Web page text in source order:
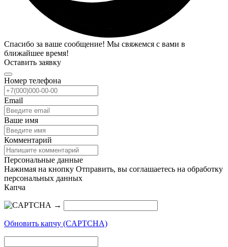
Спасибо за ваше сообщение! Мы свяжемся с вами в
ближайшее время!
Оставить заявку
Номер телефона
Email
Ваше имя
Комментарий
Персональные данные
Нажимая на кнопку Отправить, вы соглашаетесь на обработку
персональных данных
Капча
→
Обновить капчу (CAPTCHA)